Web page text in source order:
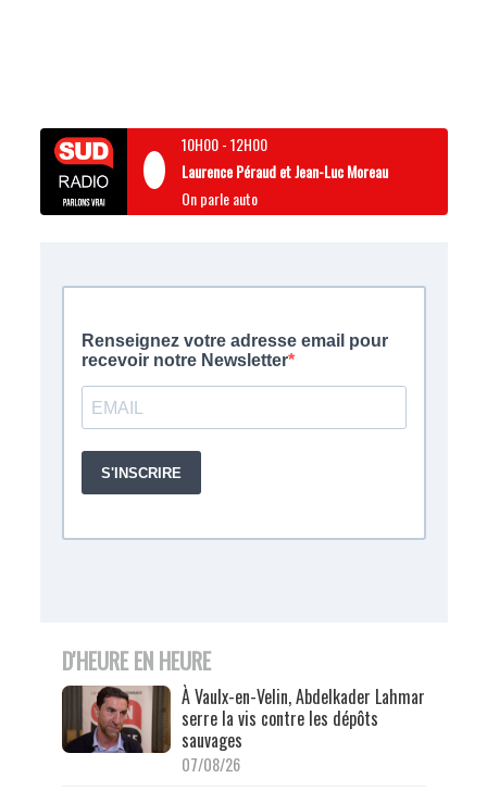
10H00-12H00
Laurence Péraud et Jean-Luc Moreau
On parle auto
D'HEURE EN HEURE
À Vaulx-en-Velin, Abdelkader Lahmar
serre la vis contre les dépôts
sauvages
07/08/26